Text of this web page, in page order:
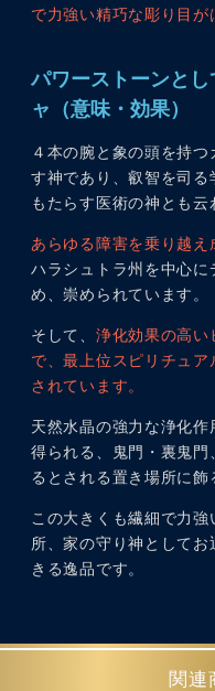
で力強い精巧な彫り目が
パワーストーンと
ャ（意味・効果）
４本の腕と象の頭を持
す神であり、叡智を司
もたらす医術の神とも云
あらゆる障害を乗り越え
ハラシュトラ州を中心
め、崇められています。
そして、 浄化効果の高い
で、最上位スピリチュ
されています。
天然水晶の強力な浄化
得られる、鬼門・裏鬼
るとされる置き場所に飾
この大きくも繊細で力
所、家の守り神として
きる逸品です。
関連